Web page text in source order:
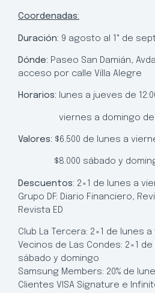
Coordenadas:
Duración: 9 agosto al 1° de
Dónde: Paseo San Damián,
acceso por calle Villa Alegre
Horarios: lunes a jueves de
viernes a domingo de
Valores: $6.500 de lunes a
$8.000 sábado y
Descuentos: 2×1 de lunes a
Grupo DF: Diario Financiero,
Revista ED
Club La Tercera: 2×1 de lunes
Vecinos de Las Condes: 2×1
sábado y domingo
Samsung Members: 20% de
Clientes VISA Signature e